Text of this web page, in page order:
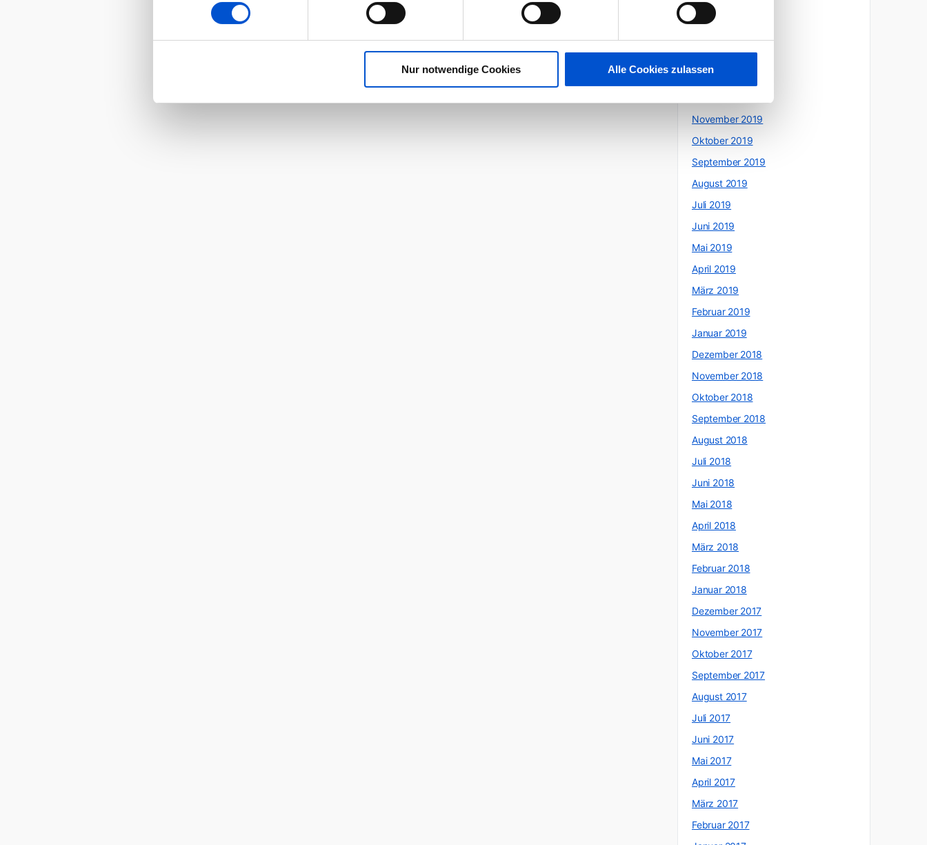
Nur notwendige Cookies Alle Cookies zulassen
April 2020
Februar 2020
Januar 2020
November 2019
Oktober 2019
September 2019
August 2019
Juli 2019
Juni 2019
Mai 2019
April 2019
März 2019
Februar 2019
Januar 2019
Dezember 2018
November 2018
Oktober 2018
September 2018
August 2018
Juli 2018
Juni 2018
Mai 2018
April 2018
März 2018
Februar 2018
Januar 2018
Dezember 2017
November 2017
Oktober 2017
September 2017
August 2017
Juli 2017
Juni 2017
Mai 2017
April 2017
März 2017
Februar 2017